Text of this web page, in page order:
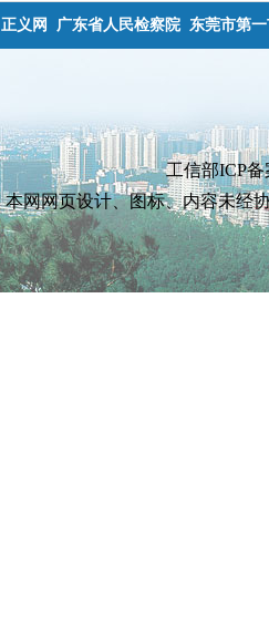
正义网 广东省人民检察院 东莞市第
工信部ICP
本网网页设计、图标、内容未经